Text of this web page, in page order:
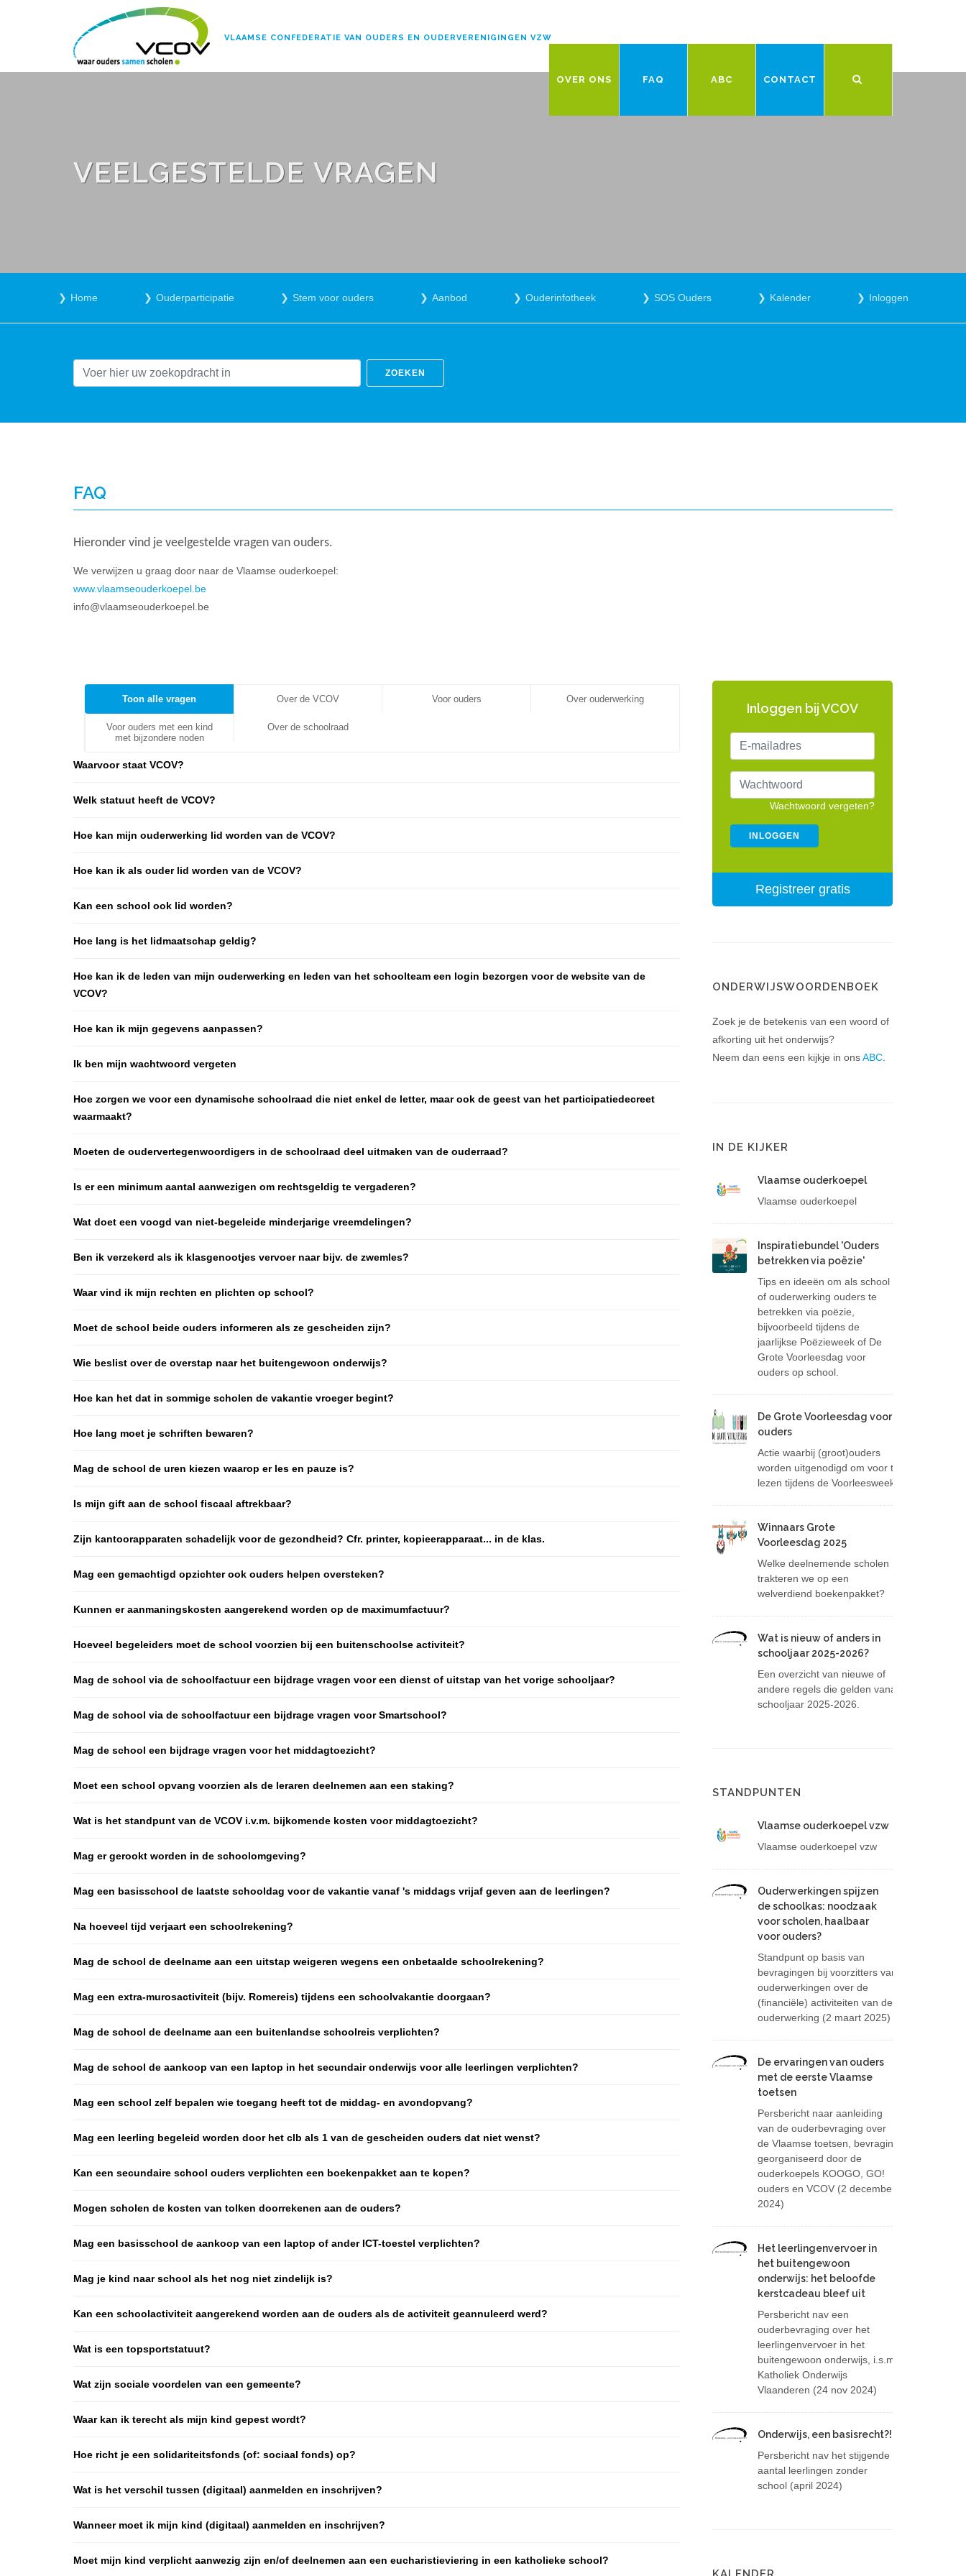
VLAAMSE CONFEDERATIE VAN OUDERS EN OUDERVERENIGINGEN VZW
OVER ONS FAQ ABC CONTACT
VEELGESTELDE VRAGEN
Home Ouderparticipatie Stem voor ouders Aanbod Ouderinfotheek SOS Ouders Kalender Inloggen
ZOEKEN
FAQ
Hieronder vind je veelgestelde vragen van ouders.
We verwijzen u graag door naar de Vlaamse ouderkoepel:
www.vlaamseouderkoepel.be
info@vlaamseouderkoepel.be
Toon alle vragen Over de VCOV Voor ouders Over ouderwerking
Voor ouders met een kind
met bijzondere noden
Over de schoolraad
Waarvoor staat VCOV?
Welk statuut heeft de VCOV?
Hoe kan mijn ouderwerking lid worden van de VCOV?
Hoe kan ik als ouder lid worden van de VCOV?
Kan een school ook lid worden?
Hoe lang is het lidmaatschap geldig?
Hoe kan ik de leden van mijn ouderwerking en leden van het schoolteam een login bezorgen voor de website van de
VCOV?
Hoe kan ik mijn gegevens aanpassen?
Ik ben mijn wachtwoord vergeten
Hoe zorgen we voor een dynamische schoolraad die niet enkel de letter, maar ook de geest van het participatiedecreet
waarmaakt?
Moeten de oudervertegenwoordigers in de schoolraad deel uitmaken van de ouderraad?
Is er een minimum aantal aanwezigen om rechtsgeldig te vergaderen?
Wat doet een voogd van niet-begeleide minderjarige vreemdelingen?
Ben ik verzekerd als ik klasgenootjes vervoer naar bijv. de zwemles?
Waar vind ik mijn rechten en plichten op school?
Moet de school beide ouders informeren als ze gescheiden zijn?
Wie beslist over de overstap naar het buitengewoon onderwijs?
Hoe kan het dat in sommige scholen de vakantie vroeger begint?
Hoe lang moet je schriften bewaren?
Mag de school de uren kiezen waarop er les en pauze is?
Is mijn gift aan de school fiscaal aftrekbaar?
Zijn kantoorapparaten schadelijk voor de gezondheid? Cfr. printer, kopieerapparaat... in de klas.
Mag een gemachtigd opzichter ook ouders helpen oversteken?
Kunnen er aanmaningskosten aangerekend worden op de maximumfactuur?
Hoeveel begeleiders moet de school voorzien bij een buitenschoolse activiteit?
Mag de school via de schoolfactuur een bijdrage vragen voor een dienst of uitstap van het vorige schooljaar?
Mag de school via de schoolfactuur een bijdrage vragen voor Smartschool?
Mag de school een bijdrage vragen voor het middagtoezicht?
Moet een school opvang voorzien als de leraren deelnemen aan een staking?
Wat is het standpunt van de VCOV i.v.m. bijkomende kosten voor middagtoezicht?
Mag er gerookt worden in de schoolomgeving?
Mag een basisschool de laatste schooldag voor de vakantie vanaf 's middags vrijaf geven aan de leerlingen?
Na hoeveel tijd verjaart een schoolrekening?
Mag de school de deelname aan een uitstap weigeren wegens een onbetaalde schoolrekening?
Mag een extra-murosactiviteit (bijv. Romereis) tijdens een schoolvakantie doorgaan?
Mag de school de deelname aan een buitenlandse schoolreis verplichten?
Mag de school de aankoop van een laptop in het secundair onderwijs voor alle leerlingen verplichten?
Mag een school zelf bepalen wie toegang heeft tot de middag- en avondopvang?
Mag een leerling begeleid worden door het clb als 1 van de gescheiden ouders dat niet wenst?
Kan een secundaire school ouders verplichten een boekenpakket aan te kopen?
Mogen scholen de kosten van tolken doorrekenen aan de ouders?
Mag een basisschool de aankoop van een laptop of ander ICT-toestel verplichten?
Mag je kind naar school als het nog niet zindelijk is?
Kan een schoolactiviteit aangerekend worden aan de ouders als de activiteit geannuleerd werd?
Wat is een topsportstatuut?
Wat zijn sociale voordelen van een gemeente?
Waar kan ik terecht als mijn kind gepest wordt?
Hoe richt je een solidariteitsfonds (of: sociaal fonds) op?
Wat is het verschil tussen (digitaal) aanmelden en inschrijven?
Wanneer moet ik mijn kind (digitaal) aanmelden en inschrijven?
Moet mijn kind verplicht aanwezig zijn en/of deelnemen aan een eucharistieviering in een katholieke school?
Inloggen bij VCOV
Wachtwoord vergeten?
Registreer gratis
ONDERWIJSWOORDENBOEK
Zoek je de betekenis van een woord of
afkorting uit het onderwijs?
Neem dan eens een kijkje in onsABC
IN DE KIJKER
Vlaamse ouderkoepel
Vlaamse ouderkoepel
Inspiratiebundel 'Ouders
betrekken via poëzie'
Tips en ideeën om als school
of ouderwerking ouders te
betrekken via poëzie,
bijvoorbeeld tijdens de
jaarlijkse Poëzieweek of De
Grote Voorleesdag voor
ouders op school.
De Grote Voorleesdag voor
ouders
Actie waarbij (groot)ouders
worden uitgenodigd om voor te
lezen tijdens de Voorleesweek.
Winnaars Grote
Voorleesdag 2025
Welke deelnemende scholen
trakteren we op een
welverdiend boekenpakket?
Wat is nieuw of anders in schooljaar 2025-2026?Wat is nieuw of anders in
schooljaar 2025-2026?
Een overzicht van nieuwe of
andere regels die gelden vanaf
schooljaar 2025-2026.
STANDPUNTEN
Vlaamse ouderkoepel vzw
Vlaamse ouderkoepel vzw
Ouderwerkingen spijzen de schoolkas: noodzaak voor scholen, haalbaar voor ouders?
Ouderwerkingen spijzen
de schoolkas: noodzaak
voor scholen, haalbaar
voor ouders?
Standpunt op basis van
bevragingen bij voorzitters van
ouderwerkingen over de
(financiële) activiteiten van de
ouderwerking (2 maart 2025)
De ervaringen van ouders met de eerste Vlaamse toetsenDe ervaringen van ouders
met de eerste Vlaamse
toetsen
Persbericht naar aanleiding
van de ouderbevraging over
de Vlaamse toetsen, bevraging
georganiseerd door de
ouderkoepels KOOGO, GO!
ouders en VCOV (2 december
2024)
Het leerlingenvervoer in het buitengewoon onderwijs: het beloofde kerstcadeau bleef uit
Het leerlingenvervoer in
het buitengewoon
onderwijs: het beloofde
kerstcadeau bleef uit
Persbericht nav een
ouderbevraging over het
leerlingenvervoer in het
buitengewoon onderwijs, i.s.m.
Katholiek Onderwijs
Vlaanderen (24 nov 2024)
Onderwijs, een basisrecht?!
Onderwijs, een basisrecht?!
Persbericht nav het stijgende
aantal leerlingen zonder
school (april 2024)